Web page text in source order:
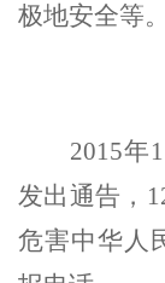
极地安全等。
2015年
发出通告，
危害中华人